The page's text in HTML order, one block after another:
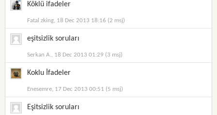
Köklü ifadeler
Fatal zking, 18 Dec 2013 18:16 (2 msj)
eşitsizlik soruları
Serkan A., 18 Dec 2013 01:29 (3 msj)
Koklu İfadeler
Enesemre, 17 Dec 2013 00:51 (5 msj)
Eşitsizlik soruları